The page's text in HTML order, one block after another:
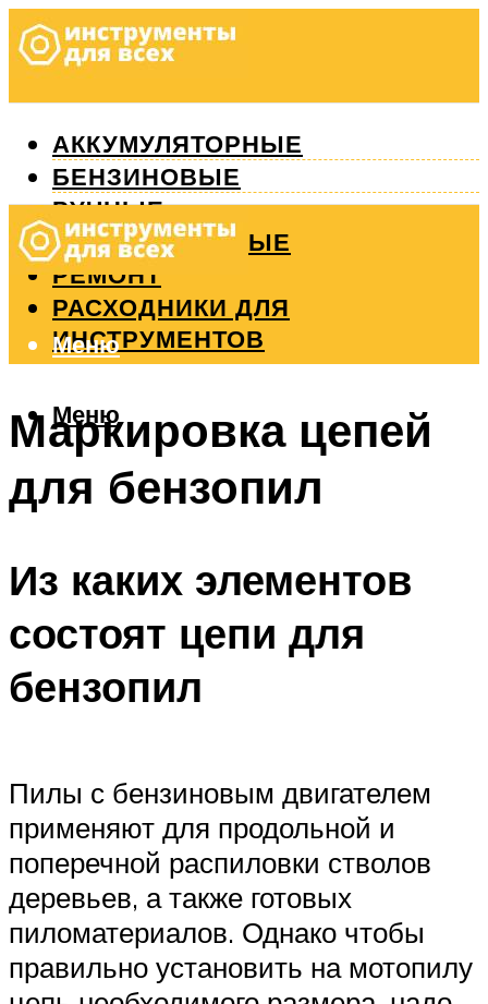
АККУМУЛЯТОРНЫЕ
БЕНЗИНОВЫЕ
РУЧНЫЕ
ИЗМЕРИТЕЛЬНЫЕ
РЕМОНТ
РАСХОДНИКИ ДЛЯ
ИНСТРУМЕНТОВ
Меню
Меню
Маркировка цепей
для бензопил
Из каких элементов
состоят цепи для
бензопил
Пилы с бензиновым двигателем
применяют для продольной и
поперечной распиловки стволов
деревьев, а также готовых
пиломатериалов. Однако чтобы
правильно установить на мотопилу